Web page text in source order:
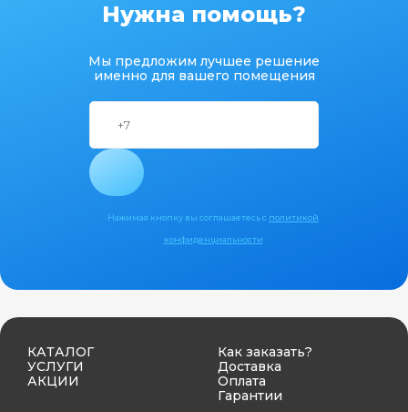
Нужна помощь?
Мы предложим лучшее решение
именно для вашего помещения
Нажимая кнопку вы соглашаетесь с политикой
конфиденциальности
КАТАЛОГ
УСЛУГИ
АКЦИИ
Как заказать?
Доставка
Оплата
Гарантии